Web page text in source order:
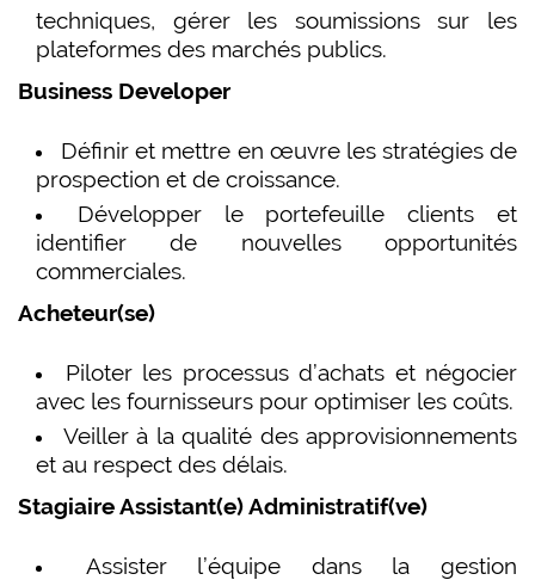
techniques, gérer les soumissions sur les
plateformes des marchés publics.
Business Developer
Définir et mettre en œuvre les stratégies de
prospection et de croissance.
Développer le portefeuille clients et
identifier de nouvelles opportunités
commerciales.
Acheteur(se)
Piloter les processus d’achats et négocier
avec les fournisseurs pour optimiser les coûts.
Veiller à la qualité des approvisionnements
et au respect des délais.
Stagiaire Assistant(e) Administratif(ve)
Assister l’équipe dans la gestion